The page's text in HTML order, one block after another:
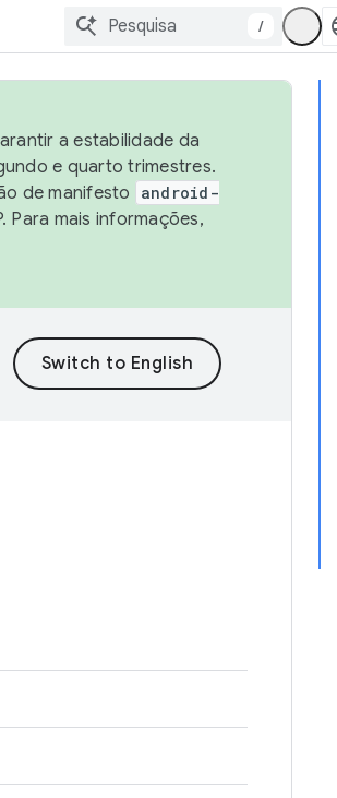
/
a estabilidade da
e quarto trimestres.
de manifesto
android-
Para mais informações,